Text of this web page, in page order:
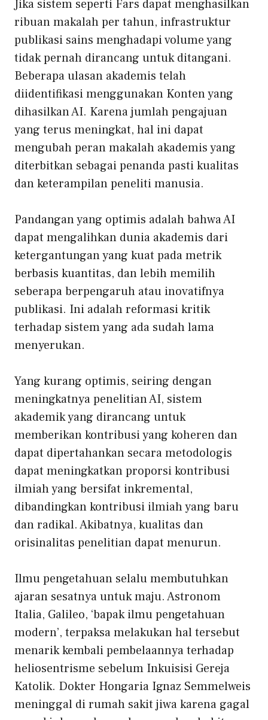
Jika sistem seperti Fars dapat menghasilkan
ribuan makalah per tahun, infrastruktur
publikasi sains menghadapi volume yang
tidak pernah dirancang untuk ditangani.
Beberapa ulasan akademis telah
diidentifikasi menggunakan Konten yang
dihasilkan AI. Karena jumlah pengajuan
yang terus meningkat, hal ini dapat
mengubah peran makalah akademis yang
diterbitkan sebagai penanda pasti kualitas
dan keterampilan peneliti manusia.
Pandangan yang optimis adalah bahwa AI
dapat mengalihkan dunia akademis dari
ketergantungan yang kuat pada metrik
berbasis kuantitas, dan lebih memilih
seberapa berpengaruh atau inovatifnya
publikasi. Ini adalah reformasikritik
terhadap sistem yang ada sudah lama
menyerukan.
Yang kurang optimis, seiring dengan
meningkatnya penelitian AI, sistem
akademik yang dirancang untuk
memberikan kontribusi yang koheren dan
dapat dipertahankan secara metodologis
dapat meningkatkan proporsi kontribusi
ilmiah yang bersifat inkremental,
dibandingkan kontribusi ilmiah yang baru
dan radikal. Akibatnya, kualitas dan
orisinalitas penelitian dapat menurun.
Ilmu pengetahuan selalu membutuhkan
ajaran sesatnya untuk maju. Astronom
Italia, Galileo, ‘bapak ilmu pengetahuan
modern’, terpaksa melakukan hal tersebut
menarik kembali pembelaannya terhadap
heliosentrisme sebelum Inkuisisi Gereja
Katolik. Dokter Hongaria Ignaz Semmelweis
meninggal di rumah sakit jiwa karena gagal